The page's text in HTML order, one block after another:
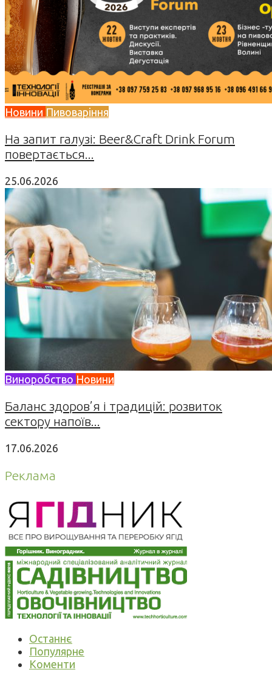
Новини Пивоваріння
На запит галузі: Beer&Craft Drink Forum
повертається...
25.06.2026
Виноробство Новини
Баланс здоров’я і традицій: розвиток
сектору напоїв...
17.06.2026
Реклама
Останнє
Популярне
Коменти